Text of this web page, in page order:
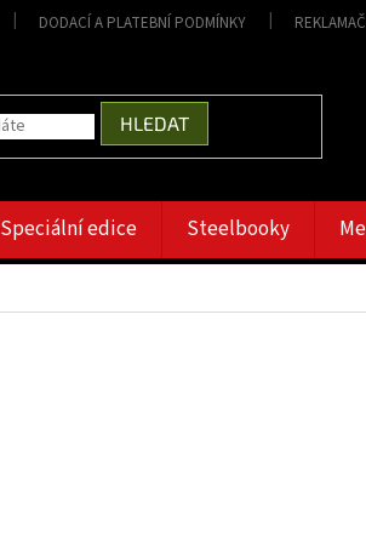
DODACÍ A PLATEBNÍ PODMÍNKY
HLEDAT
Speciální edice Steelbooky